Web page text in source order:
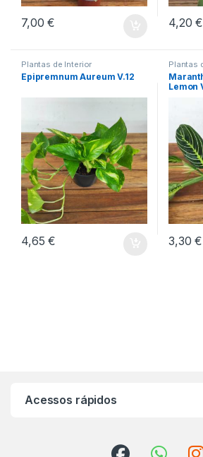
7,00€ 4,20€
Plantas de Interior
Epipremnum Aureum V.12
4,65€
Plantas
Lemon
3,30€
Acessos rápidos